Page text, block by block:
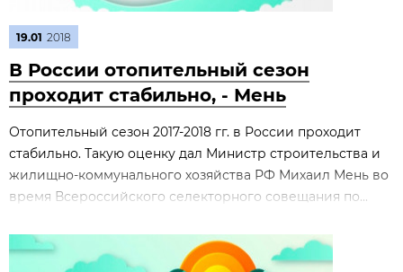
19.01 2018
В России отопительный сезон
проходит стабильно, - Мень
Отопительный сезон 2017-2018 гг. в России проходит
стабильно. Такую оценку дал Министр строительства и
жилищно-коммунального хозяйства РФ Михаил Мень во
время Всероссийского селекторного совещания по...